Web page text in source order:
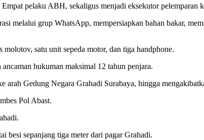
pelaku ABH, sekaligus menjadi eksekutor pelemparan
melalui grup WhatsApp, mempersiapkan bahan bakar,
satu unit sepeda motor, dan tiga handphone.
hukuman maksimal 12 tahun penjara.
arah Gedung Negara Grahadi Surabaya, hingga
Pol Abast.
besi sepanjang tiga meter dari pagar Grahadi.